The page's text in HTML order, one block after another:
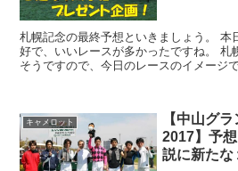
札幌記念の最終予想といきましょう。 本
好で、いいレースが多かったですね。 札幌記念でも天気は問題なさ
そうですので、今日のレースのイメージで臨みます
キャメロット
【中山グ
2017】予
説に新たな